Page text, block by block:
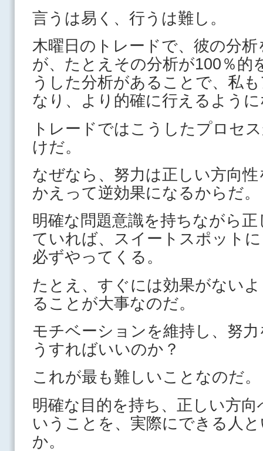
言うは易く、行うは難し。
木曜日のトレードで、彼の分
が、たとえその分析が100％的
うした分析があることで、私
なり、より的確に行えるよう
トレードではこうしたプロセ
けだ。
なぜなら、努力は正しい方向
かえって逆効果になるからだ。
明確な問題意識を持ちながら
ていれば、スイートスポット
必ずやってくる。
たとえ、すぐには効果がない
ることが大事なのだ。
モチベーションを維持し、努
うすればいいのか？
これが最も難しいことなのだ。
明確な目的を持ち、正しい方
いうことを、実際にできる人
か。